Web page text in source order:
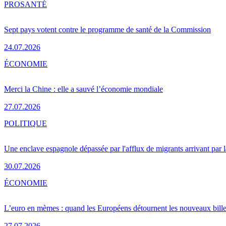
Sept pays votent contre le programme de santé de la Commission
24.07.2026
PROSANTÉ
Merci la Chine : elle a sauvé l’économie mondiale
27.07.2026
ÉCONOMIE
Une enclave espagnole dépassée par l'afflux de migrants arrivant par
30.07.2026
POLITIQUE
L’euro en mèmes : quand les Européens détournent les nouveaux
ÉCONOMIE